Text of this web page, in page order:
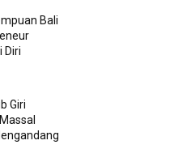
Bali
Diri
Giri